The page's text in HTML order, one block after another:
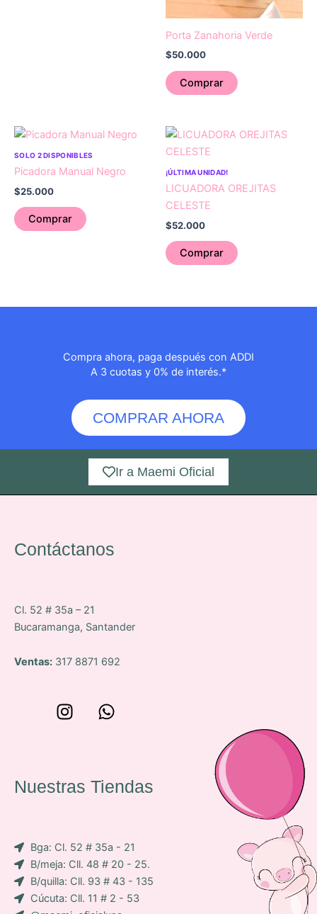
Porta Zanahoria Verde
$50.000
Comprar
SOLO 2 DISPONIBLES
Picadora Manual Negro
$25.000
Comprar
¡ÚLTIMA UNIDAD!
LICUADORA OREJITAS
CELESTE
$52.000
Comprar
Compra ahora, paga después con ADDI
A 3 cuotas y 0% de interés.*
COMPRAR AHORA
Ir a Maemi Oficial
Contáctanos
Cl. 52 # 35a – 21
Bucaramanga, Santander
Ventas: 317 8871 692
e
p
c
o
n
-
I
a
g
m
W
s
a
Nuestras Tiendas
Bga: Cl. 52 # 35a - 21
B/meja: Cll. 48 # 20 - 25.
B/quilla: Cll. 93 # 43 - 135
Cúcuta: Cll. 11 # 2 - 53